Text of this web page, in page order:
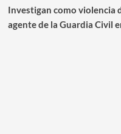
Investigan como violencia
agente de la Guardia Civil